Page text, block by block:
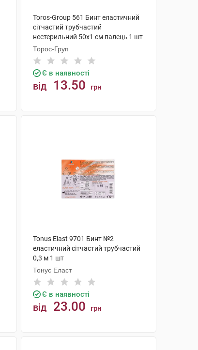
Toros-Group 561 Бинт еластичний
сітчастий трубчастий
нестерильний 50х1 см палець 1 шт
Торос-Груп
Є в наявності
від 13.50 грн
Tonus Elast 9701 Бинт №2
еластичний сітчастий трубчастий
0,3 м 1 шт
Тонус Еласт
Є в наявності
від 23.00 грн